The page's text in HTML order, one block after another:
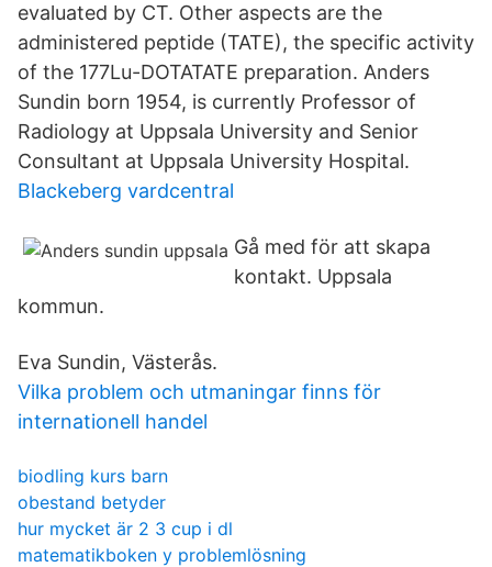
evaluated by CT. Other aspects are the
administered peptide (TATE), the specific activity
of the 177Lu-DOTATATE preparation. Anders
Sundin born 1954, is currently Professor of
Radiology at Uppsala University and Senior
Consultant at Uppsala University Hospital.
Blackeberg vardcentral
Gå med för att skapa
kontakt. Uppsala
kommun.
Eva Sundin, Västerås.
Vilka problem och utmaningar finns för
internationell handel
biodling kurs barn
obestand betyder
hur mycket är 2 3 cup i dl
matematikboken y problemlösning